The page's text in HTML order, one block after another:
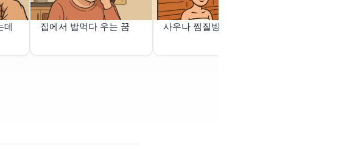
데
집에서 밥먹다 우는 꿈 사우나 찜질방꿈해몽